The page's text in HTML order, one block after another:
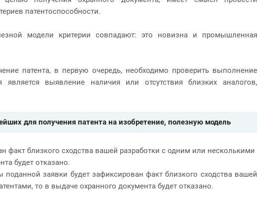
патентоспособности.
модели критерии совпадают: это новизна и промышленная
патента, в первую очередь, необходимо проверить выполнение
выявление наличия или отсутствия близких аналогов,
для получения патента на изобретение, полезную модель
факт близкого сходства вашей разработки с одним или несколькими
будет отказано.
поданной заявки будет зафиксирован факт близкого сходства вашей
то в выдаче охранного документа будет отказано.